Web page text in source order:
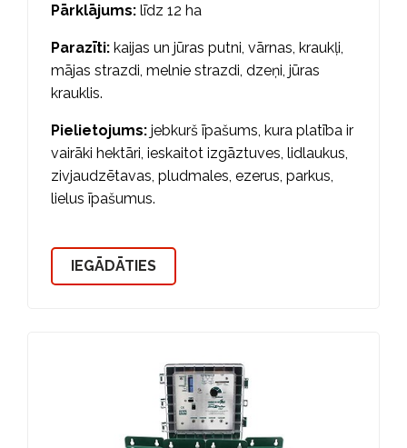
Pārklājums: līdz 12 ha
Parazīti: kaijas un jūras putni, vārnas, kraukļi,
mājas strazdi, melnie strazdi, dzeņi, jūras
krauklis.
Pielietojums: jebkurš īpašums, kura platība ir
vairāki hektāri, ieskaitot izgāztuves, lidlaukus,
zivjaudzētavas, pludmales, ezerus, parkus,
lielus īpašumus.
IEGĀDĀTIES